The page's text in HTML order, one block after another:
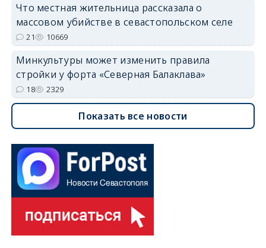
Что местная жительница рассказала о
массовом убийстве в севастопольском селе
21 10669
Минкультуры может изменить правила
стройки у форта «Северная Балаклава»
18 2329
Показать все новости